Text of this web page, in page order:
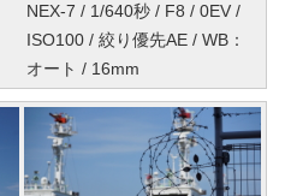
NEX-7 / 1/640秒 / F8 / 0EV /
ISO100 / 絞り優先AE / WB：
オート / 16mm